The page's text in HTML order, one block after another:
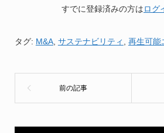
すでに登録済みの方はログ
タグ: M&A, サステナビリティ 再生可能